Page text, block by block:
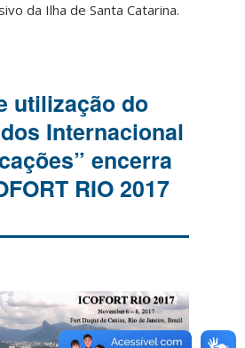
da Ilha de Santa Catarina.
utilização do
Internacional
encerra
RIO 2017